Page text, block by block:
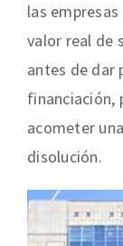
las
valor real de
antes de dar
financiación,
acometer
disolución.